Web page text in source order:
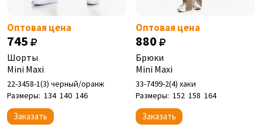
Оптовая цена
745
Шорты
Mini Maxi
22-3458-1(3) черный/оранж
Размеры: 134 140 146
Заказать
Оптовая цена
880
Брюки
Mini Maxi
33-7499-2(4) хаки
Размеры: 152 158 164
Заказать